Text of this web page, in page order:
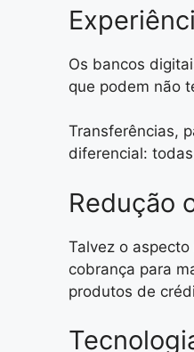
Os bancos
que podem não
Transferências,
diferencial:
Redução
Talvez o
cobrança para
produtos de